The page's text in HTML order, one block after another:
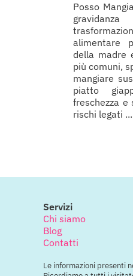
Posso
alimentare
della madre
più comuni,
mangiare
piatto
freschezza e
rischi legati ...
Servizi
Chi siamo
Blog
Contatti
Le informazioni presenti